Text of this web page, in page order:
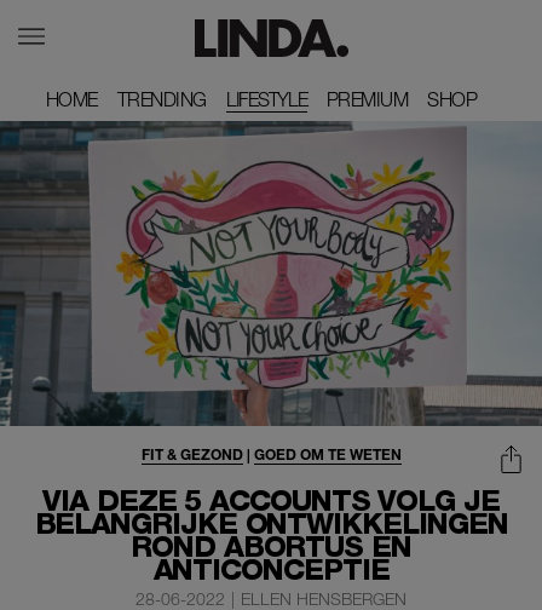
HOME
HOME TRENDING
TRENDING LIFESTYLE PREMIUM
PREMIUM SHOP
SHOP
VIA DEZE 5 ACCOUNTS VOLG JE
BELANGRIJKE ONTWIKKELINGEN
ROND ABORTUS EN
ANTICONCEPTIE
FIT & GEZOND| GOED OM TE WETEN
28-06-2022 | ELLEN HENSBERGEN